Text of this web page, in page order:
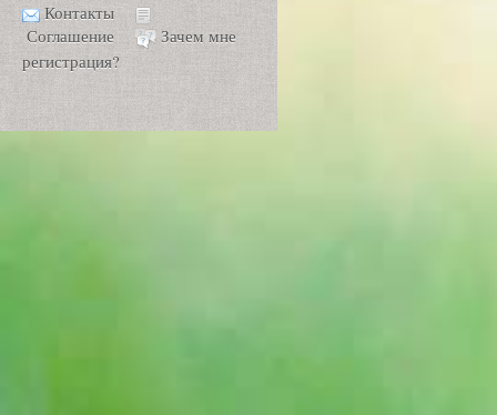
Контакты
Соглашение
Зачем мне
регистрация?